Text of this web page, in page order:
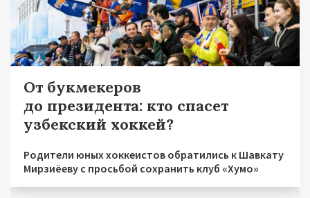
От букмекеров
до президента: кто спасет
узбекский хоккей?
Родители юных хоккеистов обратились к Шавкату
Мирзиёеву с просьбой сохранить клуб «Хумо»